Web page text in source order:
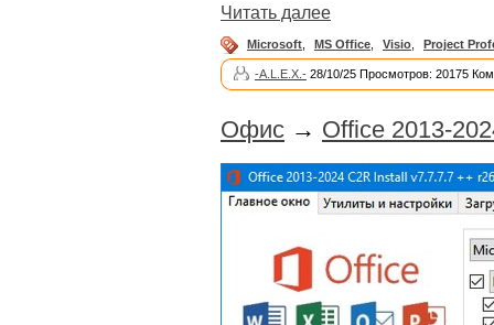
Читать далее
Microsoft MS Office Visio Project
-A.L.E.X.- 28/10/25 Просмотров: 20175
Офис → Office 2013-